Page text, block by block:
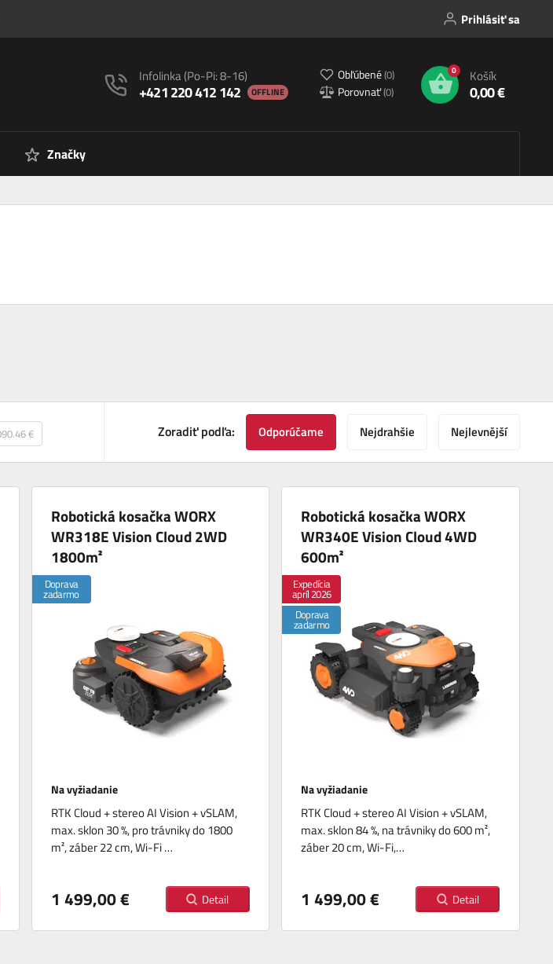
Prihlásiť sa
Infolinka(Po-Pi: 8-16)
+421 220 412 142 OFFLINE
Obľúbené(0)
Porovnať(0)
0 Košík
0,00 €
Značky
Zoradiť podľa: Odporúčame Nejdrahšie Nejlevnější
Robotická kosačka WORX
WR318E Vision Cloud 2WD
1800m²
Doprava
zadarmo
Na vyžiadanie
RTK Cloud + stereo AI Vision + vSLAM,
max. sklon 30 %, pro trávniky do 1800
m², záber 22 cm, Wi-Fi …
1 499,00 € Detail
Robotická kosačka WORX
WR340E Vision Cloud 4WD
600m²
Expedícia
apríl 2026
Doprava
zadarmo
Na vyžiadanie
RTK Cloud + stereo AI Vision + vSLAM,
max. sklon 84 %, na trávniky do 600 m²,
záber 20 cm, Wi-Fi,…
1 499,00 € Detail